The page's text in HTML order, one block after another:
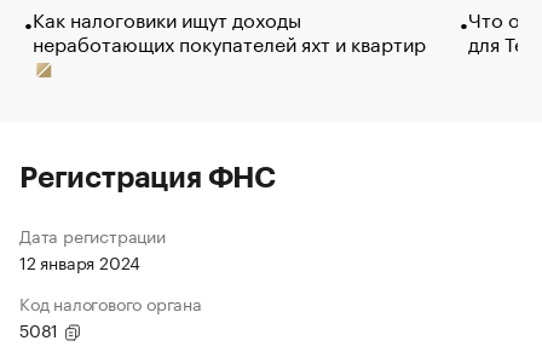
Как налоговики ищут доходы
неработающих покупателей яхт и квартир
Что
для
Регистрация ФНС
Дата регистрации
12 января 2024
Код налогового органа
5081